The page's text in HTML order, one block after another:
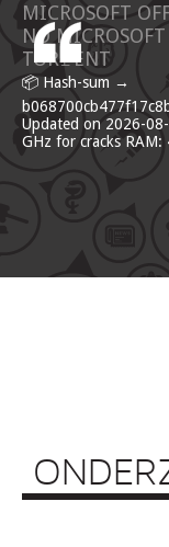
MICROSOFT
NO
TOR𝚛ENT
📦 Hash-sum →
Updated on 2026-
GHz for cracks RAM: